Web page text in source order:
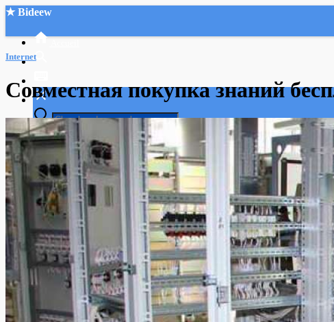
★ Bideew
Recherche Avancée
Mon compte
Connexion
Créer un compte
Mode nuit
Internet
Совместная покупка знаний